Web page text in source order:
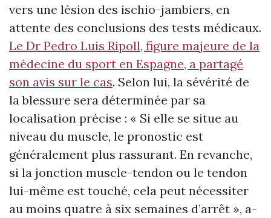
vers une lésion des ischio-jambiers, en
attente des conclusions des tests médicaux.
Le Dr Pedro Luis Ripoll, figure majeure de la
médecine du sport en Espagne, a partagé
son avis sur le cas. Selon lui, la sévérité de
la blessure sera déterminée par sa
localisation précise : « Si elle se situe au
niveau du muscle, le pronostic est
généralement plus rassurant. En revanche,
si la jonction muscle-tendon ou le tendon
lui-même est touché, cela peut nécessiter
au moins quatre à six semaines d’arrêt », a-